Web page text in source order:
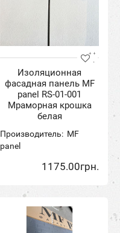
Изоляционная
фасадная панель MF
panel RS-01-001
Мраморная крошка
белая
Производитель: MF
panel
1175.00грн.